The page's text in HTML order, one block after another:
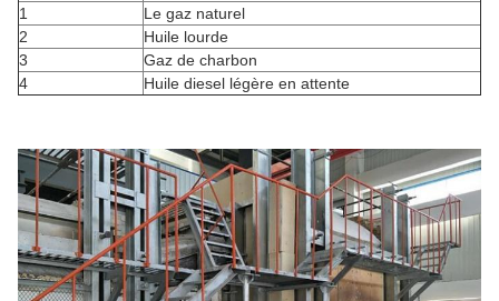
1
Le gaz naturel
2
Huile lourde
3
Gaz de charbon
4
Huile diesel légère en attente